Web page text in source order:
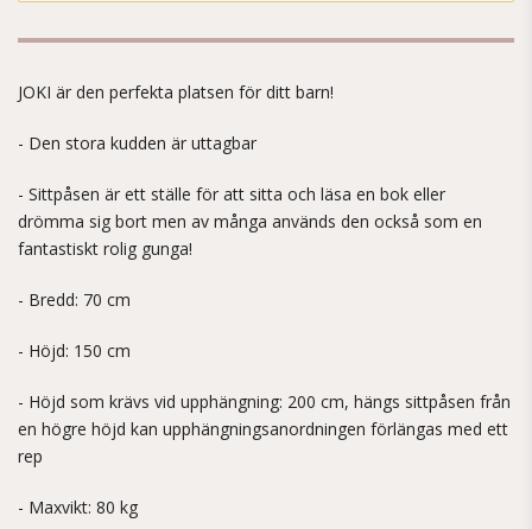
JOKI är den perfekta platsen för ditt barn!
- Den stora kudden är uttagbar
- Sittpåsen är ett ställe för att sitta och läsa en bok eller
drömma sig bort men av många används den också som en
fantastiskt rolig gunga!
- Bredd: 70 cm
- Höjd: 150 cm
- Höjd som krävs vid upphängning: 200 cm, hängs sittpåsen från
en högre höjd kan upphängningsanordningen förlängas med ett
rep
- Maxvikt: 80 kg